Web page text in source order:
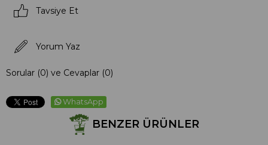
Tavsiye Et
Yorum Yaz
Sorular (0) ve Cevaplar (0)
WhatsApp
BENZER ÜRÜNLER